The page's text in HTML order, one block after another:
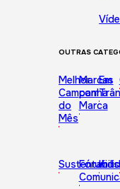
OUTRAS
Melhor
Campanha
do
Mês
Marcas
com
Marca
Em
FórumKids